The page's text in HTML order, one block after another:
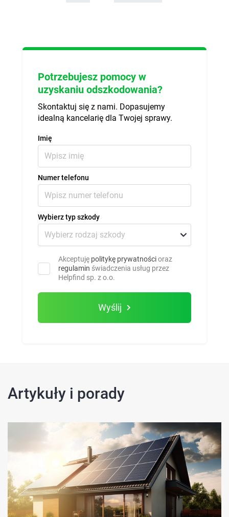
Potrzebujesz pomocy w
uzyskaniu odszkodowania?
Skontaktuj się z nami. Dopasujemy
idealną kancelarię dla Twojej sprawy.
Imię
Numer telefonu
Wybierz typ szkody
Akceptuję politykę prywatnościoraz
regulamin świadczenia usług przez
Helpfind sp. z o.o.
Wyślij
Artykuły i porady